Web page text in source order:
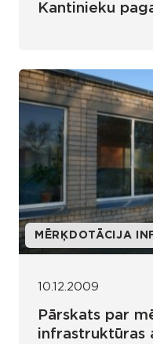
Kantinieku
MĒRĶDOTĀCIJA
10.12.2009
Pārskats par
infrastruktūras